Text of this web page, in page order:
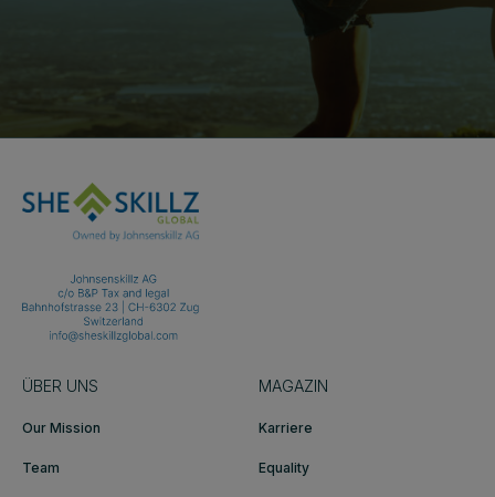
ÜBER UNS
Our Mission
Team
MAGAZIN
Karriere
Equality